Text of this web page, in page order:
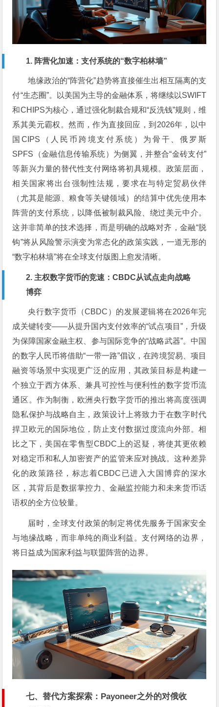
1. 阵营化加速：支付系统的“数字柏林墙”
地缘政治的“阵营化”趋势将直接催生出相互隔离的支
付“生态圈”。以美国为主导的金融体系，将继续以SWIFT
和CHIPS为核心，通过强化制裁合规和“反洗钱”规则，维
系其美元霸权。然而，作为直接回应，到2026年，以中
国CIPS（人民币跨境支付系统）为骨干、俄罗斯
SPFS（金融信息传输系统）为侧翼，并整合“金砖支付”
等新兴力量的替代性支付网络将初具规模。政策层面，
相关国家将出台强制性法规，要求在与特定贸易伙伴
（尤其是能源、粮食等关键领域）的结算中优先使用本
阵营的支付系统，以降低被制裁风险、绕过美元中介。
这并非简单的技术选择，而是明确的战略对齐，金融“脱
钩”将从风险警示演变为常态化的政策实践，一道无形的
“数字柏林墙”将在全球支付版图上愈发清晰。
2. 主权数字货币的竞速：CBDC从试点走向战略
博弈
央行数字货币（CBDC）的发展逻辑将在2026年完
成关键转变——从提升国内支付效率的“试点项目”，升级
为保障国家金融主权、参与国际竞争的“战略武器”。中国
的数字人民币将借助“一带一路”倡议，在跨境贸易、项目
融资等场景中实现更广泛的应用，其政策目标是构建一
个独立于西方体系、兼具可控性与便利性的数字货币流
通区。作为制衡，欧洲央行数字货币的推出将高度强调
隐私保护与战略自主，政策设计上将致力于在数字时代
捍卫欧元的国际地位，防止支付数据过度流向外部。相
比之下，美国在零售型CBDC上的迟疑，将使其更依赖
对稳定币和私人加密资产的监管来应对挑战。这种差异
化的政策路径，标志着CBDC已进入大国博弈的深水
区，其背后是数据掌控力、金融监控能力和未来货币话
语权的全方位较量。
届时，全球支付政策的制定将优先服务于国家安全
与地缘战略，而非单纯的商业利益。支付网络的边界，
将日益成为国家利益与联盟阵营的边界。
七、替代方案探索：Payoneer之外的对俄收